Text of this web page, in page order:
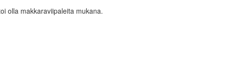
olla makkaraviipaleita mukana.